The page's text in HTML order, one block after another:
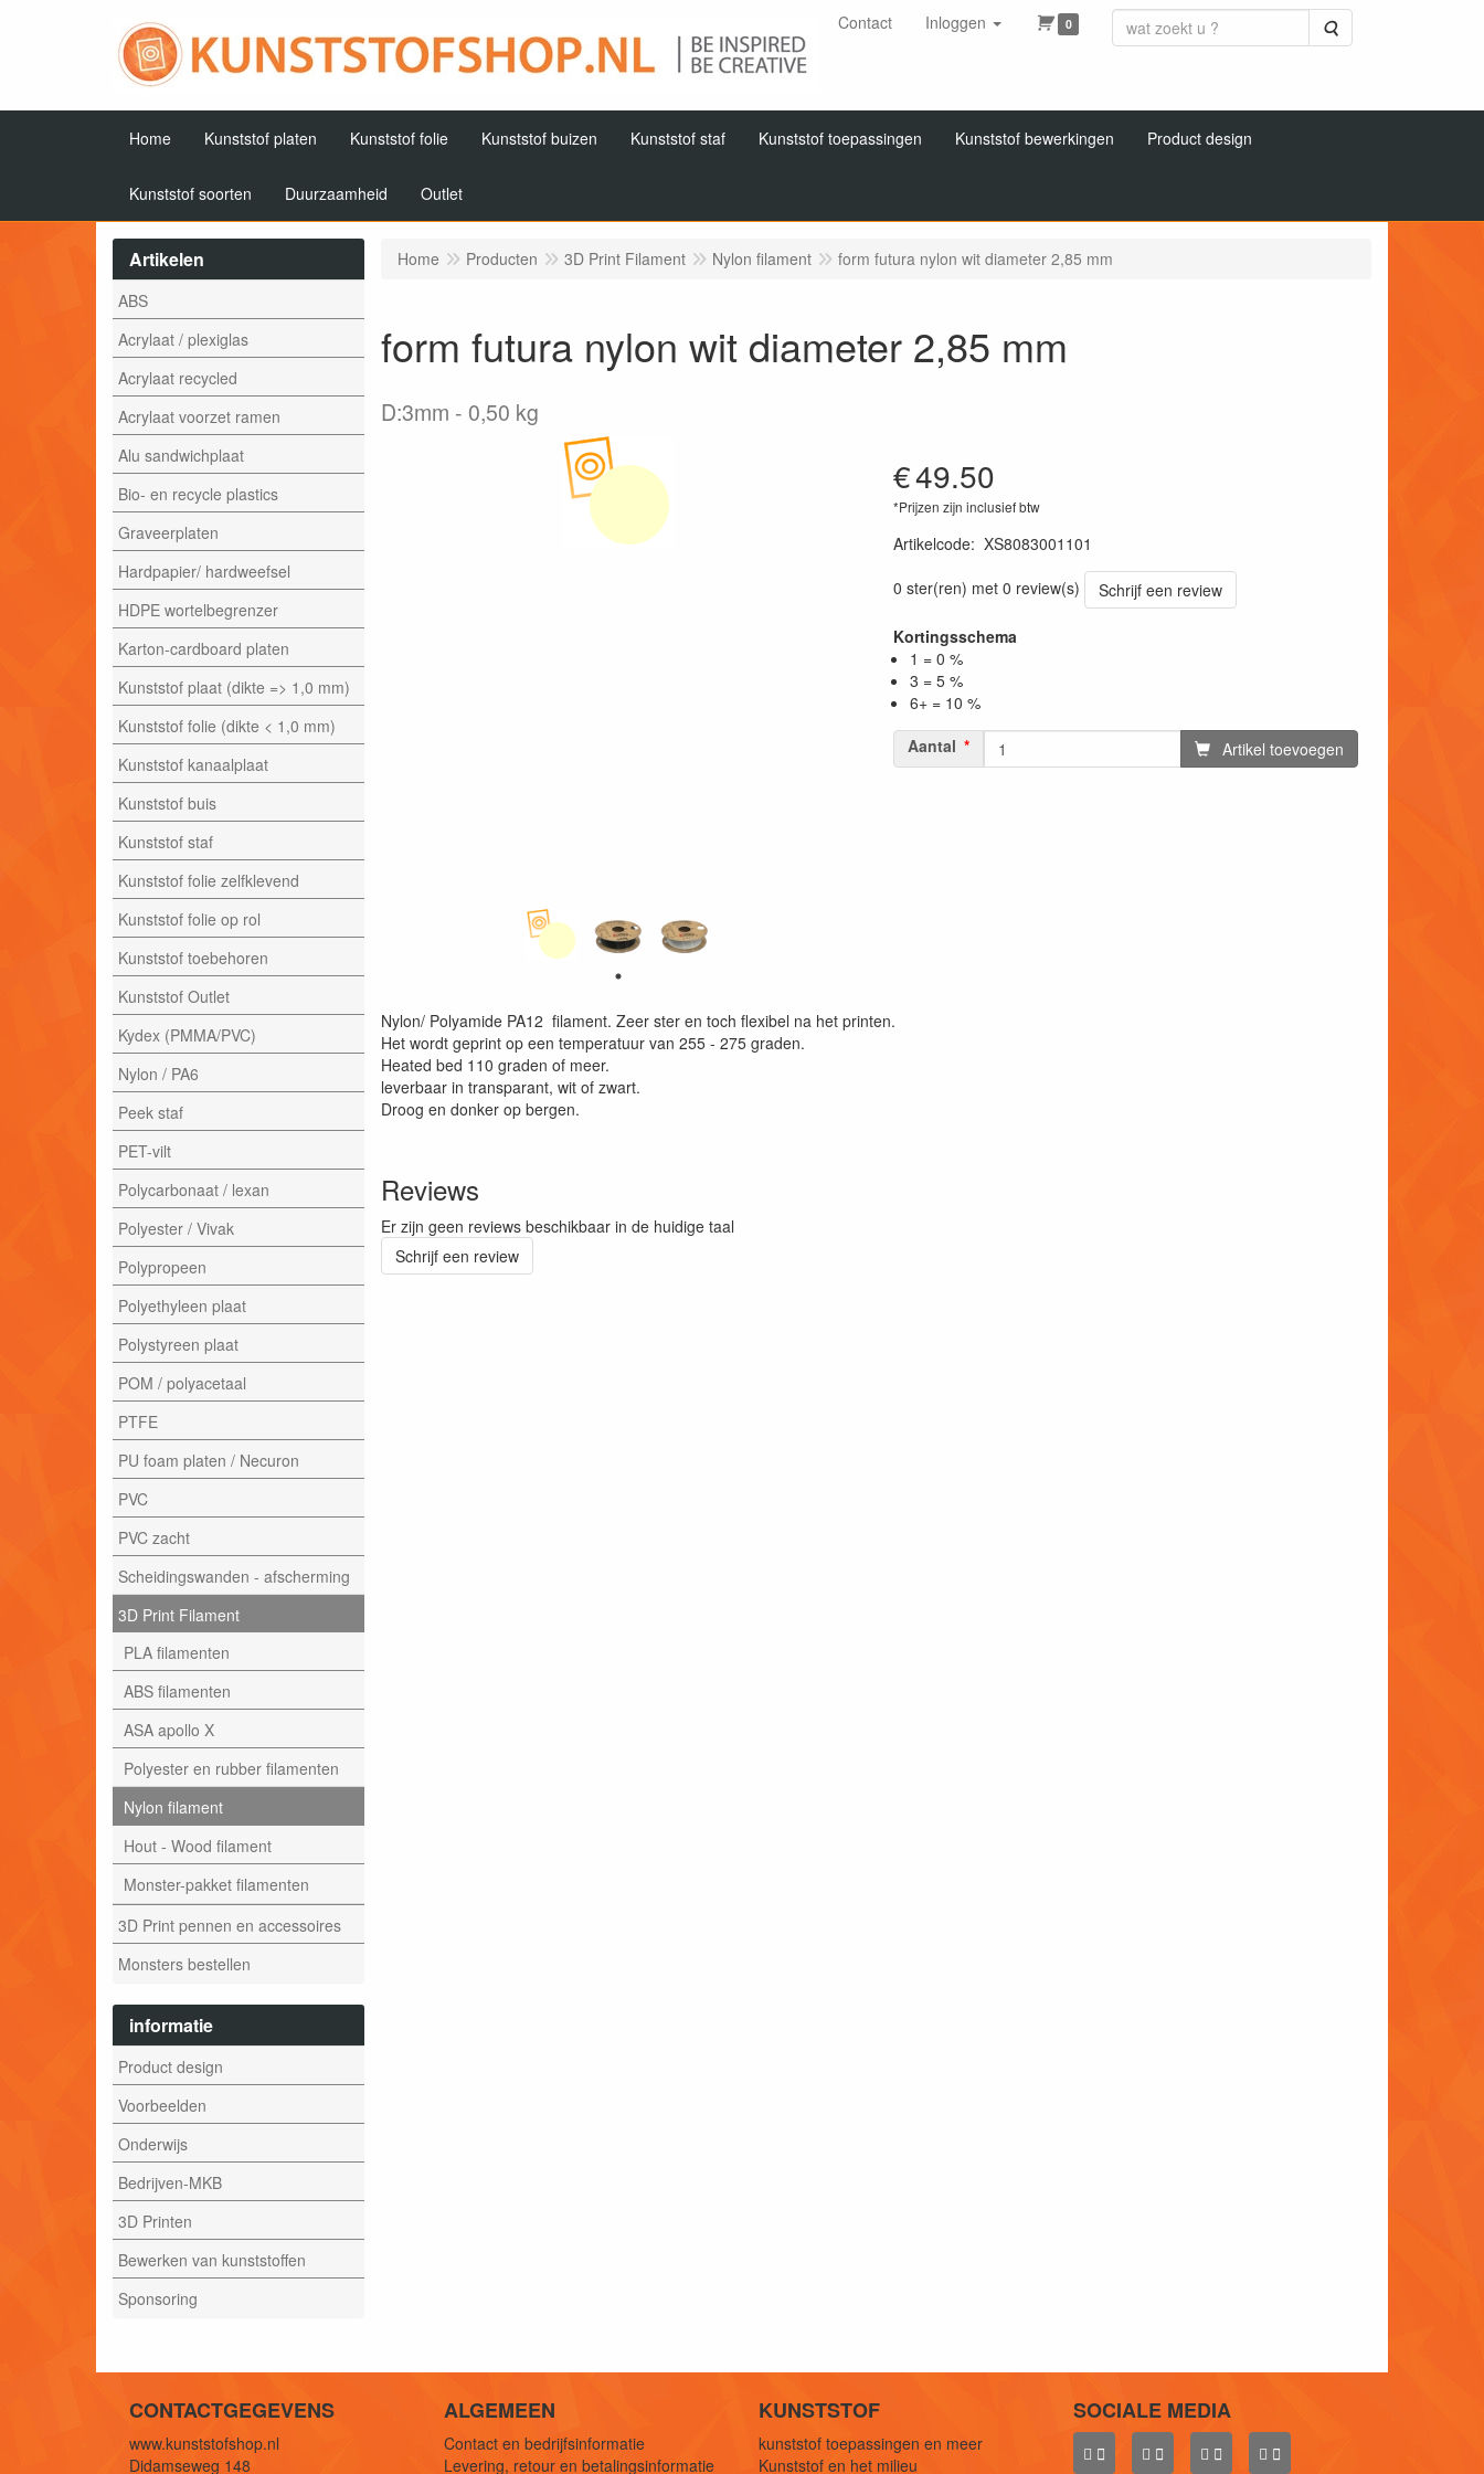
Contact Inloggen 0 Zoeken
Home Kunststof platen Kunststof folie Kunststof buizen Kunststof staf Kunststof toepassingen Kunststof bewerkingen Product design
Kunststof soorten Duurzaamheid Outlet
Artikelen
ABS
Acrylaat / plexiglas
Acrylaat recycled
Acrylaat voorzet ramen
Alu sandwichplaat
Bio- en recycle plastics
Graveerplaten
Hardpapier/ hardweefsel
HDPE wortelbegrenzer
Karton-cardboard platen
Kunststof plaat (dikte => 1,0 mm)
Kunststof folie (dikte < 1,0 mm)
Kunststof kanaalplaat
Kunststof buis
Kunststof staf
Kunststof folie zelfklevend
Kunststof folie op rol
Kunststof toebehoren
Kunststof Outlet
Kydex (PMMA/PVC)
Nylon / PA6
Peek staf
PET-vilt
Polycarbonaat / lexan
Polyester / Vivak
Polypropeen
Polyethyleen plaat
Polystyreen plaat
POM / polyacetaal
PTFE
PU foam platen / Necuron
PVC
PVC zacht
Scheidingswanden - afscherming
3D Print Filament
PLA filamenten
ABS filamenten
ASA apollo X
Polyester en rubber filamenten
Nylon filament
Hout - Wood filament
Monster-pakket filamenten
3D Print pennen en accessoires
Monsters bestellen
informatie
Product design
Voorbeelden
Onderwijs
Bedrijven-MKB
3D Printen
Bewerken van kunststoffen
Sponsoring
Home Producten 3D Print Filament Nylon filament form futura nylon wit diameter 2,85 mm
form futura nylon wit diameter 2,85 mm
D:3mm 0,50 kg
€49.50
*Prijzen zijn inclusief btw
Artikelcode: XS8083001101
0 ster(ren) met 0 review(s)
Schrijf een review
Kortingsschema
1 = 0 %
3 = 5 %
6+ = 10 %
Aantal
Artikel toevoegen
Nylon/ Polyamide PA12 filament. Zeer ster en toch flexibel na het printen.
Het wordt geprint op een temperatuur van 255 - 275 graden.
Heated bed 110 graden of meer.
leverbaar in transparant, wit of zwart.
Droog en donker op bergen.
Reviews
Er zijn geen reviews beschikbaar in de huidige taal
Schrijf een review
CONTACTGEGEVENS
www.kunststofshop.nl
Didamseweg 148
ALGEMEEN
Contact en bedrijfsinformatie
Levering, retour en betalingsinformatie
KUNSTSTOF
kunststof toepassingen en meer
Kunststof en het milieu
SOCIALE MEDIA